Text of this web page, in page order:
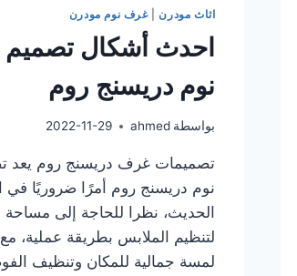
اثاث مودرن|غرف نوم مودرن
احدث أشكال
نوم دريسنج روم
بواسطة ahmed
2022-11-29
تصميمات غرف دريسنج روم يعد
نوم دريسنج روم أمرًا ضروريًا في
الحديث، نظرا للحاجة إلى
لتنظيم الملابس بطريقة عملية،
لمسة جمالية للمكان وتنظيف